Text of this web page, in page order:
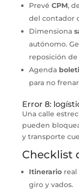
Prevé CPM,
del contador
Dimensiona
autónomo.
reposición
Agenda
para no
Error 8:
Una calle
pueden
y transporte
Checklist
Itinerarioreal
giro y vados.